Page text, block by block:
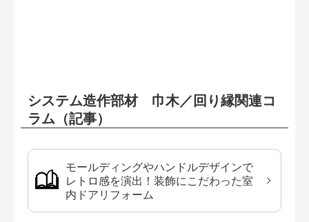
システム造作部材 巾木／回り縁関連コ
ラム（記事）
モールディングやハンドルデザインで
レトロ感を演出！装飾にこだわった室
内ドアリフォーム